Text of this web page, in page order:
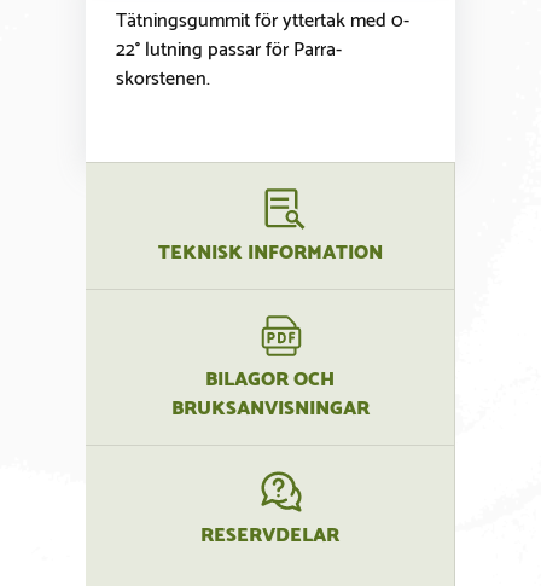
Tätningsgummit för yttertak med 0-
22° lutning passar för Parra-
skorstenen.
TEKNISK INFORMATION
BILAGOR OCH
BRUKSANVISNINGAR
RESERVDELAR